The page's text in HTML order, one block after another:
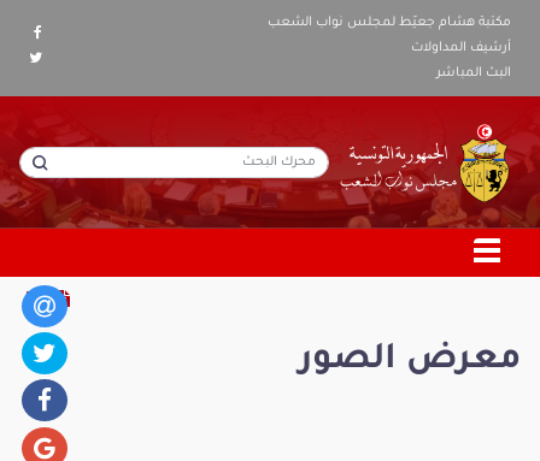
مكتبة هشام جعيّط لمجلس نواب الشعب
أرشيف المداولات
البث المباشر
معرض الصور